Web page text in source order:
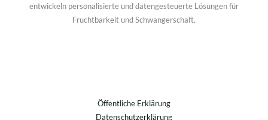
entwickeln personalisierte und datengesteuerte Lösungen für
Fruchtbarkeit und Schwangerschaft.
Öffentliche Erklärung
Datenschutzerklärung